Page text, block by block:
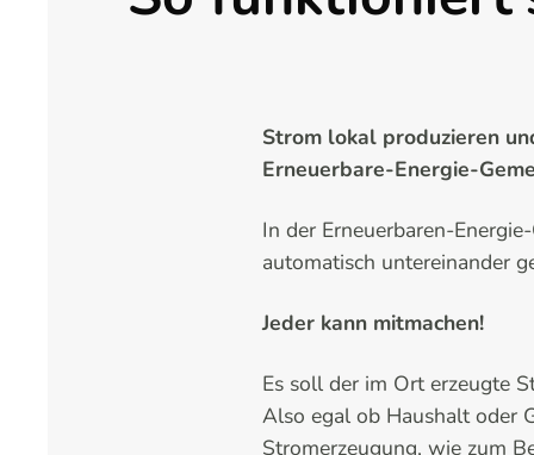
Strom lokal produzieren
Erneuerbare-Energie-
In der Erneuerbaren-
automatisch untereinander
Jeder kann mitmachen!
Es soll der im Ort erzeugte
Also egal ob Haushalt oder
Stromerzeugung, wie zum